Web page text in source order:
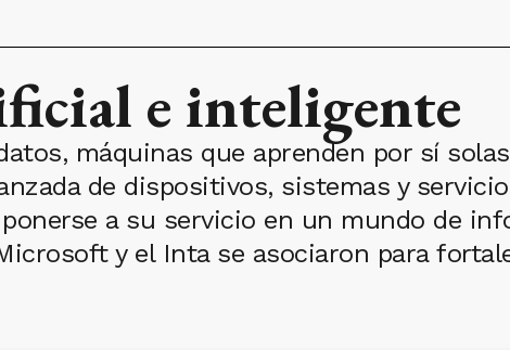
e inteligente
máquinas que aprenden por sí
de dispositivos, sistemas y
a su servicio en un mundo de
y el Inta se asociaron para